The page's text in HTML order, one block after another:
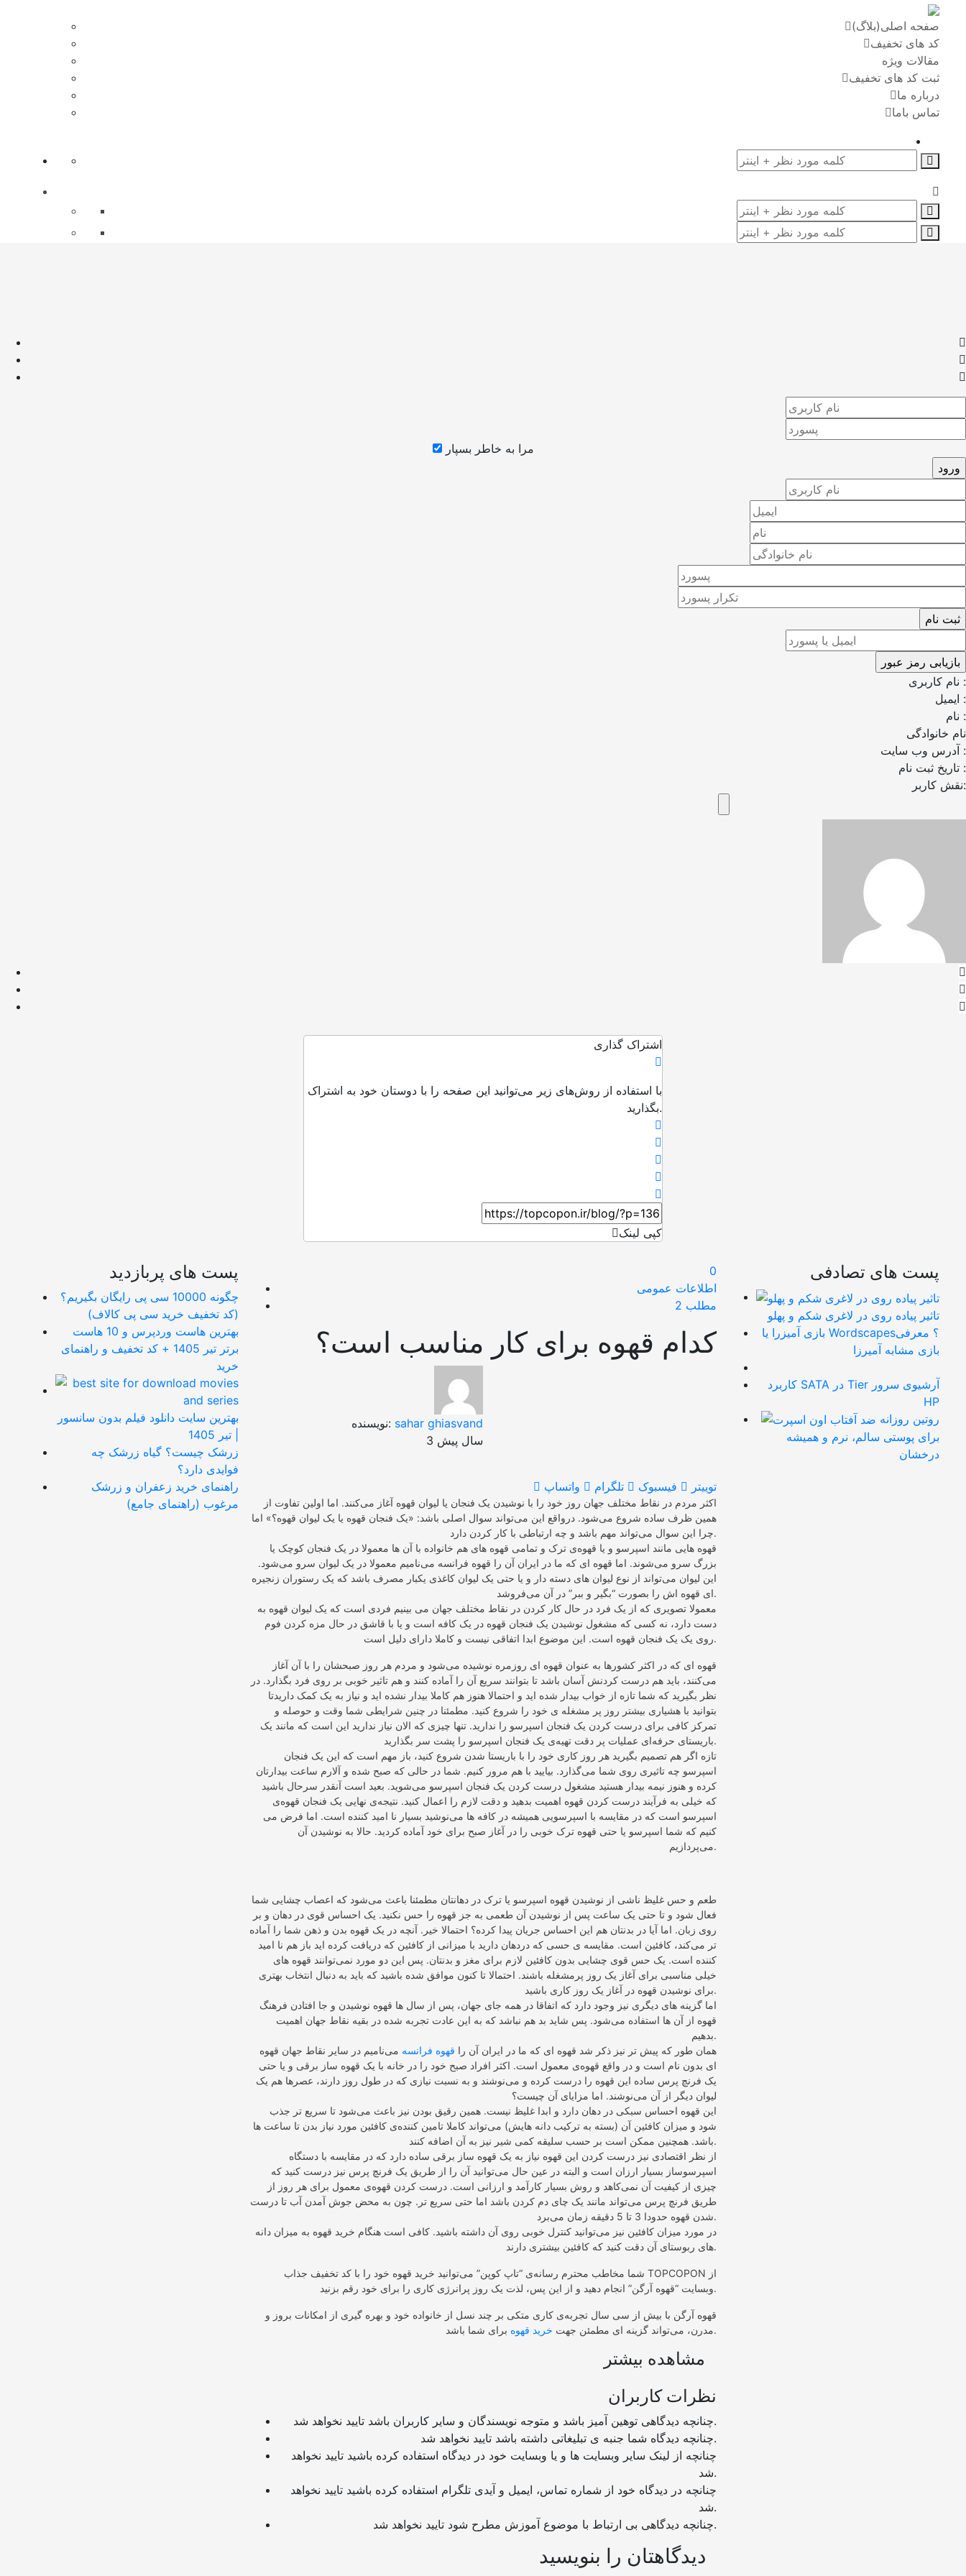
صفحه اصلی(بلاگ)
کد های تخفیف
مقالات ویژه
ثبت کد های تخفیف
درباره ما
تماس باما
مرا به خاطر بسپار
نام کاربری :
ایمیل :
نام :
نام خانوادگی
آدرس وب سایت :
تاریخ ثبت نام :
نقش کاربر:
اشتراک گذاری
با استفاده از روش‌های زیر می‌توانید این صفحه را با دوستان خود به اشتراک
بگذارید.
کپی لینک
پست های پربازدید
چگونه 10000 سی پی رایگان بگیریم؟
(کد تخفیف خرید سی پی کالاف)
بهترین هاست وردپرس و 10 هاست
برتر تیر 1405 + کد تخفیف و راهنمای
خرید
بهترین سایت دانلود فیلم بدون سانسور
| تیر 1405
زرشک چیست؟ گیاه زرشک چه
فوایدی دارد؟
راهنمای خرید زعفران و زرشک
مرغوب (راهنمای جامع)
0
اطلاعات عمومی
مطلب 2
کدام قهوه برای کار مناسب است؟
نویسنده: sahar ghiasvand
3 سال پیش
توییتر فیسبوک تلگرام واتساپ
اکثر مردم در نقاط مختلف جهان روز خود را با نوشیدن یک فنجان یا لیوان قهوه آغاز می‌کنند. اما اولین تفاوت از
همین ظرف ساده شروع می‌شود. درواقع این می‌تواند سوال اصلی باشد: «یک فنجان قهوه یا یک لیوان قهوه؟» اما
چرا این سوال می‌تواند مهم باشد و چه ارتباطی با کار کردن دارد.
قهوه هایی مانند اسپرسو و یا قهوه‌ی ترک و تمامی قهوه های هم خانواده با آن ها معمولا در یک فنجان کوچک یا
بزرگ سرو می‌شوند. اما قهوه ای که ما در ایران آن را قهوه فرانسه می‌نامیم معمولا در یک لیوان سرو می‌شود.
این لیوان می‌تواند از نوع لیوان های دسته دار و یا حتی یک لیوان کاغذی یکبار مصرف باشد که یک رستوران زنجیره
ای قهوه اش را بصورت “بگیر و ببر” در آن می‌فروشد.
معمولا تصویری که از یک فرد در حال کار کردن در نقاط مختلف جهان می بینیم فردی است که یک لیوان قهوه به
دست دارد، نه کسی که مشغول نوشیدن یک فنجان قهوه در یک کافه است و یا با قاشق در حال مزه کردن فوم
روی یک یک فنجان قهوه است. این موضوع ابدا اتفاقی نیست و کاملا دارای دلیل است.
قهوه ای که در اکثر کشورها به عنوان قهوه ای روزمره نوشیده می‌شود و مردم هر روز صبحشان را با آن آغاز
می‌کنند، باید هم درست کردنش آسان باشد تا بتوانند سریع آن را آماده کنند و هم تاثیر خوبی بر روی فرد بگذارد. در
نظر بگیرید که شما تازه از خواب بیدار شده اید و احتمالا هنوز هم کاملا بیدار نشده اید و نیاز به یک کمک داریدتا
بتوانید با هشیاری بیشتر روز پر مشغله ی خود را شروع کنید. مطمئنا در چنین شرایطی شما وقت و حوصله و
تمرکز کافی برای درست کردن یک فنجان اسپرسو را ندارید. تنها چیزی که الان نیاز ندارید این است که مانند یک
باریستای حرفه‌ای عملیات پر دقت تهیه‌ی یک فنجان اسپرسو را پشت سر بگذارید.
تازه اگر هم تصمیم بگیرید هر روز کاری خود را با باریستا شدن شروع کنید، باز مهم است که این یک فنجان
اسپرسو چه تاثیری روی شما می‌گذارد. بیایید با هم مرور کنیم. شما در حالی که صبح شده و آلارم ساعت بیدارتان
کرده و هنوز نیمه بیدار هستید مشغول درست کردن یک فنجان اسپرسو می‌شوید. بعید است آنقدر سرحال باشید
که خیلی به فرآیند درست کردن قهوه اهمیت بدهید و دقت لازم را اعمال کنید. نتیجه‌ی نهایی یک فنجان قهوه‌ی
اسپرسو است که در مقایسه با اسپرسویی همیشه در کافه ها می‌نوشید بسیار نا امید کننده است. اما فرض می
کنیم که شما اسپرسو یا حتی قهوه ترک خوبی را در آغاز صبح برای خود آماده کردید. حالا به نوشیدن آن
می‌پردازیم.
طعم و حس غلیظ ناشی از نوشیدن قهوه اسپرسو یا ترک در دهانتان مطمئنا باعث می‌شود که اعصاب چشایی شما
فعال شود و تا حتی یک ساعت پس از نوشیدن آن طعمی به جز قهوه را حس نکنید. یک احساس قوی در دهان و بر
روی زبان. اما آیا در بدنتان هم این احساس جریان پیدا کرده؟ احتمالا خیر. آنچه در یک قهوه بدن و ذهن شما را آماده
تر می‌کند، کافئین است. مقایسه ی حسی که دردهان دارید با میزانی از کافئین که دریافت کرده اید باز هم نا امید
کننده است. یک حس قوی چشایی بدون کافئین لازم برای مغز و بدنتان. پس این دو مورد نمی‌توانند قهوه های
خیلی مناسبی برای آغاز یک روز پرمشغله باشند. احتمالا تا کنون موافق شده باشید که باید به دنبال انتخاب بهتری
برای نوشیدن قهوه در آغاز یک روز کاری باشید.
اما گزینه های دیگری نیز وجود دارد که اتفاقا در همه جای جهان، پس از سال ها قهوه نوشیدن و جا افتادن فرهنگ
قهوه از آن ها استفاده می‌شود. پس شاید بد هم نباشد که به این عادت تجربه شده در بقیه نقاط جهان اهمیت
بدهیم.
همان طور که پیش تر نیز ذکر شد قهوه ای که ما در ایران آن را قهوه فرانسه می‌نامیم در سایر نقاط جهان قهوه
ای بدون نام است و در واقع قهوه‌ی معمول است. اکثر افراد صبح خود را در خانه با یک قهوه ساز برقی و یا حتی
یک فرنچ پرس ساده این قهوه را درست کرده و می‌نوشند و به نسبت نیازی که در طول روز دارند، عصرها هم یک
لیوان دیگر از آن می‌نوشند. اما مزایای آن چیست؟
این قهوه احساس سبکی در دهان دارد و ابدا غلیظ نیست. همین رقیق بودن نیز باعث می‌شود تا سریع تر جذب
شود و میزان کافئین آن (بسته به ترکیب دانه هایش) می‌تواند کاملا تامین کننده‌ی کافئین مورد نیاز بدن تا ساعت ها
باشد. همچنین ممکن است بر حسب سلیقه کمی شیر نیز به آن اضافه کنند.
از نظر اقتصادی نیز درست کردن این قهوه نیاز به یک قهوه ساز برقی ساده دارد که در مقایسه با دستگاه
اسپرسوساز بسیار ارزان است و البته در عین حال می‌توانید آن را از طریق یک فرنچ پرس نیز درست کنید که
چیزی از کیفیت آن نمی‌کاهد و روش بسیار کارآمد و ارزانی است. درست کردن قهوه‌ی معمول برای هر روز از
طریق فرنچ پرس می‌تواند مانند یک چای دم کردن باشد اما حتی سریع تر. چون به محض جوش آمدن آب تا درست
شدن قهوه حدودا 3 تا 5 دقیقه زمان می‌برد.
در مورد میزان کافئین نیز می‌توانید کنترل خوبی روی آن داشته باشید. کافی است هنگام خرید قهوه به میزان دانه
های ربوستای آن دقت کنید که کافئین بیشتری دارند.
شما مخاطب محترم رسانه‌ی “تاپ کوپن” می‌توانید خرید قهوه خود را با کد تخفیف جذاب TOPCOPON از
وبسایت “قهوه آرگن” انجام دهید و از این پس، لذت یک روز پرانرژی کاری را برای خود رقم بزنید.
قهوه آرگن با بیش از سی سال تجربه‌ی کاری متکی بر چند نسل از خانواده خود و بهره گیری از امکانات بروز و
مدرن، می‌تواند گزینه ای مطمئن جهت خرید قهوه برای شما باشد.
مشاهده بیشتر
نظرات کاربران
چنانچه دیدگاهی توهین آمیز باشد و متوجه نویسندگان و سایر کاربران باشد تایید نخواهد شد.
چنانچه دیدگاه شما جنبه ی تبلیغاتی داشته باشد تایید نخواهد شد.
شد.
شد.
چنانچه دیدگاهی بی ارتباط با موضوع آموزش مطرح شود تایید نخواهد شد.
دیدگاهتان را بنویسید
پست های تصادفی
تاثیر پیاده روی در لاغری شکم و پهلو
بازی آمیزرا یا Wordscapes؟ معرفی
بازی مشابه آمیرزا
کاربرد SATA در Tier آرشیوی سرور
HP
روتین روزانه
برای پوستی سالم، نرم و همیشه
درخشان